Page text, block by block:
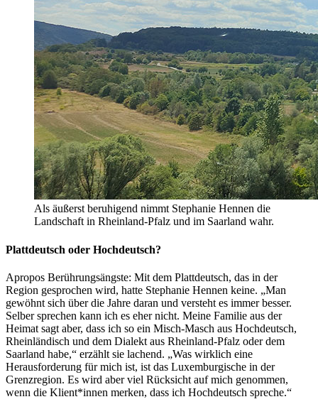
Als äußerst beruhigend nimmt Stephanie Hennen die
Landschaft in Rheinland-Pfalz und im Saarland wahr.
Plattdeutsch oder Hochdeutsch?
Apropos Berührungsängste: Mit dem Plattdeutsch, das in der
Region gesprochen wird, hatte Stephanie Hennen keine. „Man
gewöhnt sich über die Jahre daran und versteht es immer besser.
Selber sprechen kann ich es eher nicht. Meine Familie aus der
Heimat sagt aber, dass ich so ein Misch-Masch aus Hochdeutsch,
Rheinländisch und dem Dialekt aus Rheinland-Pfalz oder dem
Saarland habe,“ erzählt sie lachend. „Was wirklich eine
Herausforderung für mich ist, ist das Luxemburgische in der
Grenzregion. Es wird aber viel Rücksicht auf mich genommen,
wenn die Klient*innen merken, dass ich Hochdeutsch spreche.“